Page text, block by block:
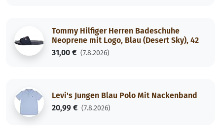
Tommy Hilfiger Herren Badeschuhe
Neoprene mit Logo, Blau (Desert Sky), 42
31,00 € (7.8.2026)
Levi's Jungen Blau Polo Mit Nackenband
20,99 € (7.8.2026)